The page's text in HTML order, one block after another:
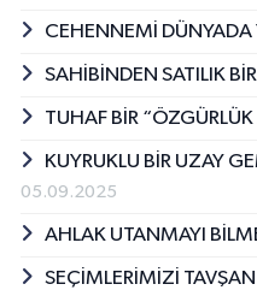
CEHENNEMİ
SAHİBİNDEN SATILIK BİR
TUHAF BİR “ÖZGÜRLÜK
KUYRUKLU BİR UZAY
05.09.2025
AHLAK UTANMAYI
SEÇİMLERİMİZİ TAVŞAN